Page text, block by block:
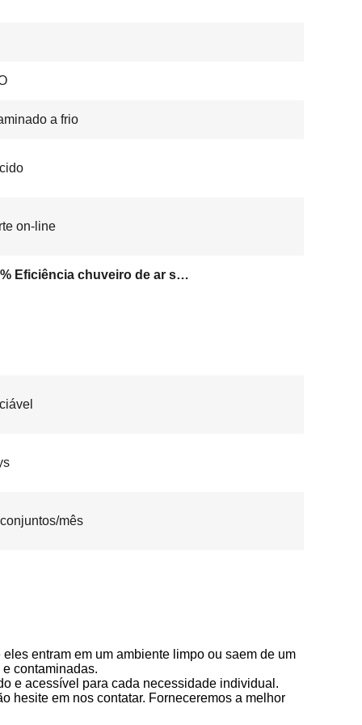
a frio
on-line
99.99% Eficiência chuveiro de ar sala limpa
mês
entram em um ambiente limpo ou saem de um
contaminadas.
e acessível para cada necessidade individual.
hesite em nos contatar. Forneceremos a melhor